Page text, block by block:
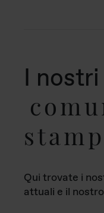
I nostri
Qui trovate i
attuali e il